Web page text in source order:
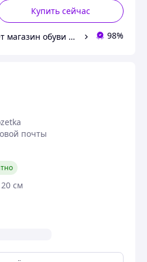
Купить сейчас
Продавец "Мои туфли" - интернет магазин обуви на все случаи жизни. 98%
почты
см